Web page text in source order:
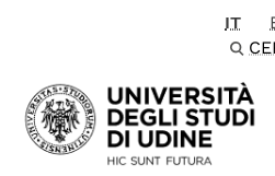
Passa al contenuto
IT